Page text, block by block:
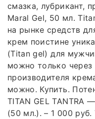
смазка, лубрикант,
Maral Gel, 50 мл.
на рынке средств
крем поистине
(Titan gel) для
можно только
производителя
можно. Купить.
TITAN GEL TANTRA
(50 мл.). – 1 000 руб.